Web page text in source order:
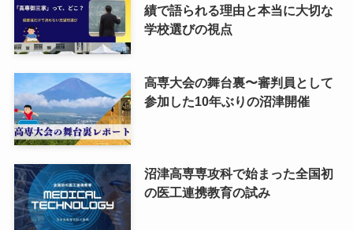
績で語られる理由と本当に大切な
学校選びの視点
高専大会の舞台裏〜審判員として
参加した10年ぶりの沼津開催
沼津高専専攻科で始まった全国初
の医工連携教育の試み